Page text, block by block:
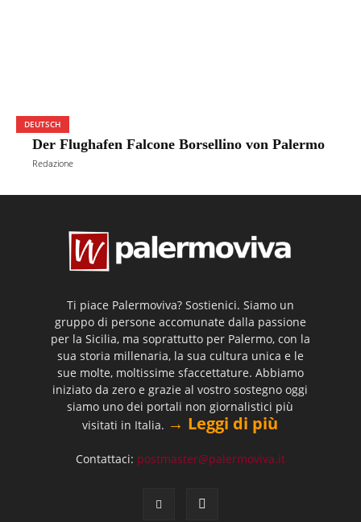
DEUTSCH
Der Flughafen Falcone Borsellino von Palermo
Redazione
Ti piace Palermoviva? Sostienici. Siamo un
gruppo di persone accomunate dalla passione
per la Sicilia, ma soprattutto per Palermo, con la
sua storia millenaria, la sua cultura unica e le
sue molte, moltissime sfaccettature. Abbiamo
iniziato da zero e grazie al vostro sostegno oggi
siamo uno dei portali non giornalistici più
visitati in Italia. → Leggi di più
Contattaci: postmaster@palermoviva.it